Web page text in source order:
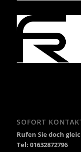
SOFORT
Rufen Sie doch
Tel: 01632872796